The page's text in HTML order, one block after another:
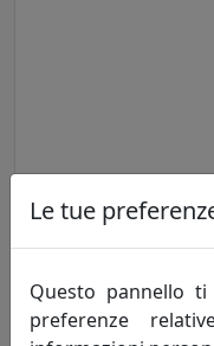
CATALOGO BILLIANI,
Billiani
Le tue
Questo pannello
preferenze